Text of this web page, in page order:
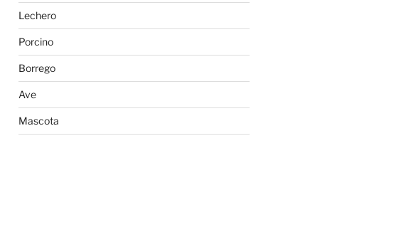
Lechero
Porcino
Borrego
Ave
Mascota